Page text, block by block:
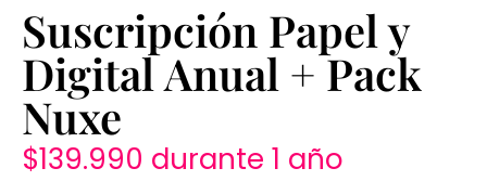
Suscripción Papel y
Digital Anual + Pack
Nuxe
$139.990 durante 1 año